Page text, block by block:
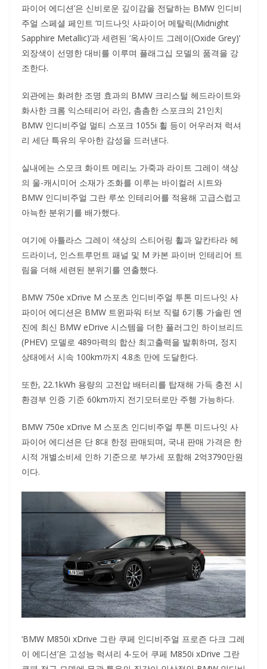
파이어 에디션’은 신비로운 깊이감을 전달하는 BMW 인디비
주얼 스페셜 페인트 ‘미드나잇 사파이어 메탈릭(Midnight
Sapphire Metallic)’과 세련된 ‘옥사이드 그레이(Oxide Grey)’
외장색이 선명한 대비를 이루며 플래그십 모델의 품격을 강
조한다.
외관에는 화려한 조명 효과의 BMW 크리스털 헤드라이트와
화사한 크롬 익스테리어 라인, 촘촘한 스포크의 21인치
BMW 인디비주얼 멀티 스포크 1055i 휠 등이 어우러져 럭셔
리 세단 특유의 우아한 감성을 드러낸다.
실내에는 스모크 화이트 메리노 가죽과 라이트 그레이 색상
의 울-캐시미어 소재가 조화를 이루는 바이컬러 시트와
BMW 인디비주얼 그란 루쏘 인테리어를 적용해 고급스럽고
아늑한 분위기를 배가했다.
여기에 아틀라스 그레이 색상의 스티어링 휠과 알칸타라 헤
드라이너, 인스트루먼트 패널 및 M 카본 파이버 인테리어 트
림을 더해 세련된 분위기를 연출했다.
BMW 750e xDrive M 스포츠 인디비주얼 투톤 미드나잇 사
파이어 에디션은 BMW 트윈파워 터보 직렬 6기통 가솔린 엔
진에 최신 BMW eDrive 시스템을 더한 플러그인 하이브리드
(PHEV) 모델로 489마력의 합산 최고출력을 발휘하며, 정지
상태에서 시속 100km까지 4.8초 만에 도달한다.
또한, 22.1kWh 용량의 고전압 배터리를 탑재해 가득 충전 시
환경부 인증 기준 60km까지 전기모터로만 주행 가능하다.
BMW 750e xDrive M 스포츠 인디비주얼 투톤 미드나잇 사
파이어 에디션은 단 8대 한정 판매되며, 국내 판매 가격은 한
시적 개별소비세 인하 기준으로 부가세 포함해 2억3790만원
이다.
‘BMW M850i xDrive 그란 쿠페 인디비주얼 프로즌 다크 그레
이 에디션’은 고성능 럭셔리 4-도어 쿠페 M850i xDrive 그란